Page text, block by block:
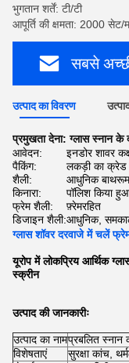
भुगतान शर्तें: टी/टी
आपूर्ति की क्षमता: 2000 सेट/
सबसे
उत्पाद का विवरण
प्रमुखता देना:ग्लास स्नान के
आवेदन:
इनडोर शावर
पैकिंग:
लकड़ी का क्रेड
शैली:
आधुनिक
किनारा:
पॉलिश किया
फ्रेम शैली:
फ़्रेमरहित
डिजाइन शैली:आधुनिक,
ग्लास शॉवर दरवाजे में चलें फ्रेम
यूरोप में लोकप्रिय आर्थिक
स्क्रीन
उत्पाद की जानकारीः
उत्पाद का नामप्रबलित स्नान
विशेषताएं
सुरक्षा कांच,